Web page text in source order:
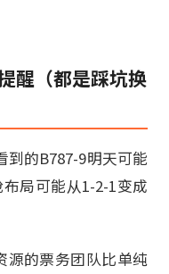
醒（都是踩坑换
到的B787-9明天可能
局可能从1-2-1变成
源的票务团队比单纯